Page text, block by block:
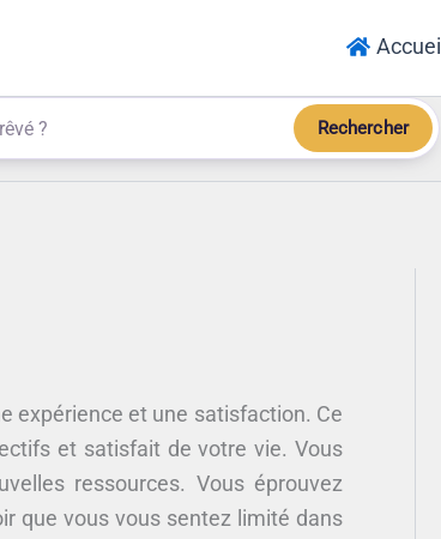
Accueil
Rechercher
expérience et une satisfaction. Ce
et satisfait de votre vie. Vous
ressources. Vous éprouvez
que vous vous sentez limité dans